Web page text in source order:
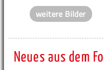
weitere Bilder
Neues aus dem